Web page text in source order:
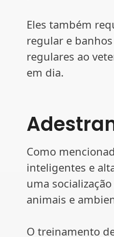
Eles também
regular e
regulares ao
em dia.
Como
inteligentes e
uma
animais e
O treinamento